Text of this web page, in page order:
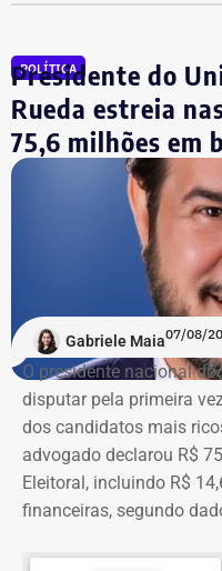
Fábio Silva foi eleito
reeleito em 2022. Ele
Assembleia Legislativa
POLÍTICA
Presidente do
Rueda estreia
75,6 milhões em
Gabriele Maia07/08/
O presidente nacional
disputar pela primeira
dos candidatos mais
advogado declarou R$
Eleitoral, incluindo R$
financeiras, segundo